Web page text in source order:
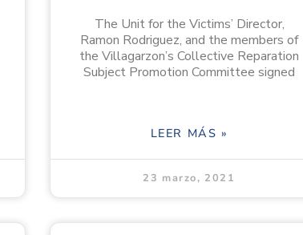
The Unit for the Victims’ Director,
Ramon Rodriguez, and the members of
the Villagarzon’s Collective Reparation
Subject Promotion Committee signed
LEER MÁS »
23 marzo, 2021